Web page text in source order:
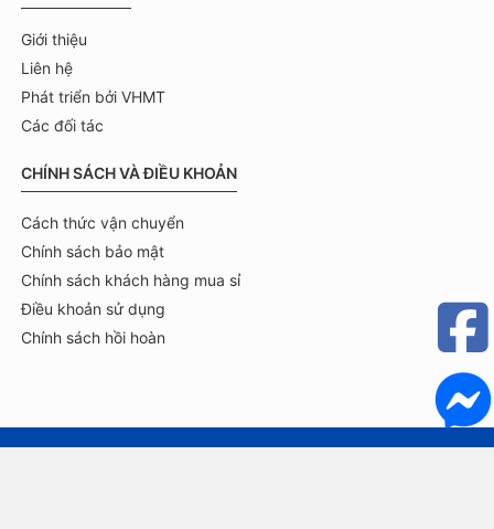
Giới thiệu
Liên hệ
Phát triển bởi VHMT
Các đối tác
CHÍNH SÁCH VÀ ĐIỀU KHOẢN
Cách thức vận chuyển
Chính sách bảo mật
Chính sách khách hàng mua sỉ
Điều khoản sử dụng
Chính sách hồi hoàn